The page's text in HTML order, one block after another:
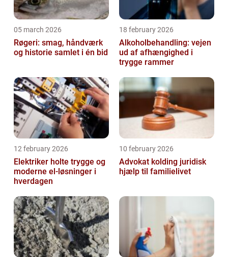
05 march 2026
Røgeri: smag, håndværk
og historie samlet i én bid
18 february 2026
Alkoholbehandling: vejen
ud af afhængighed i
trygge rammer
12 february 2026
Elektriker holte trygge og
moderne el-løsninger i
hverdagen
10 february 2026
Advokat kolding juridisk
hjælp til familielivet